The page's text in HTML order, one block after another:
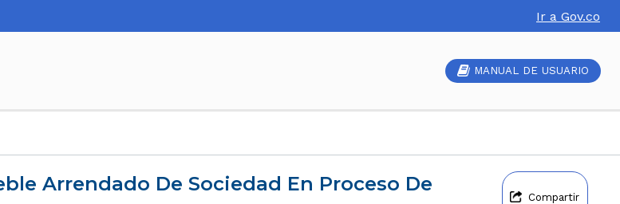
Ir a Gov.co
MANUAL DE USUARIO
Compartir